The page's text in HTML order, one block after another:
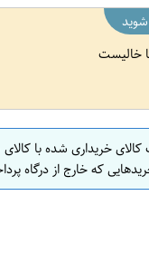
خالیست
خریداری شده با
که خارج از درگاه